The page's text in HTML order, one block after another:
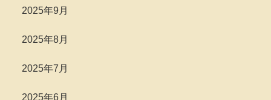
2025年9月
2025年8月
2025年7月
2025年6月